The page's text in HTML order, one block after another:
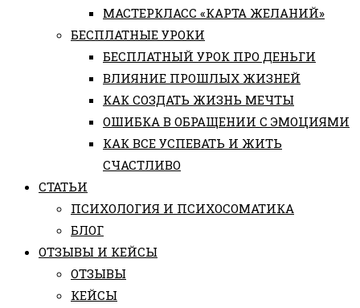
МАСТЕРКЛАСС «КАРТА ЖЕЛАНИЙ»
БЕСПЛАТНЫЕ УРОКИ
БЕСПЛАТНЫЙ УРОК ПРО ДЕНЬГИ
ВЛИЯНИЕ ПРОШЛЫХ ЖИЗНЕЙ
КАК СОЗДАТЬ ЖИЗНЬ МЕЧТЫ
ОШИБКА В ОБРАЩЕНИИ С ЭМОЦИЯМИ
КАК ВСЕ УСПЕВАТЬ И ЖИТЬ
СЧАСТЛИВО
СТАТЬИ
ПCИХОЛОГИЯ И ПСИХОСОМАТИКА
БЛОГ
ОТЗЫВЫ И КЕЙСЫ
ОТЗЫВЫ
КЕЙСЫ